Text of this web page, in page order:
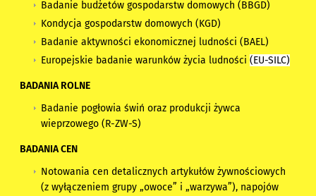
Badanie budżetów gospodarstw domowych (BBGD)
Kondycja gospodarstw domowych (KGD)
Badanie aktywności ekonomicznej ludności (BAEL)
Europejskie badanie warunków życia ludności(EU-SILC)
BADANIA ROLNE
Badanie pogłowia świń oraz produkcji żywca
wieprzowego (R-ZW-S)
BADANIA CEN
Notowania cen detalicznych artykułów żywnościowych
(z wyłączeniem grupy „owoce” i „warzywa”), napojów